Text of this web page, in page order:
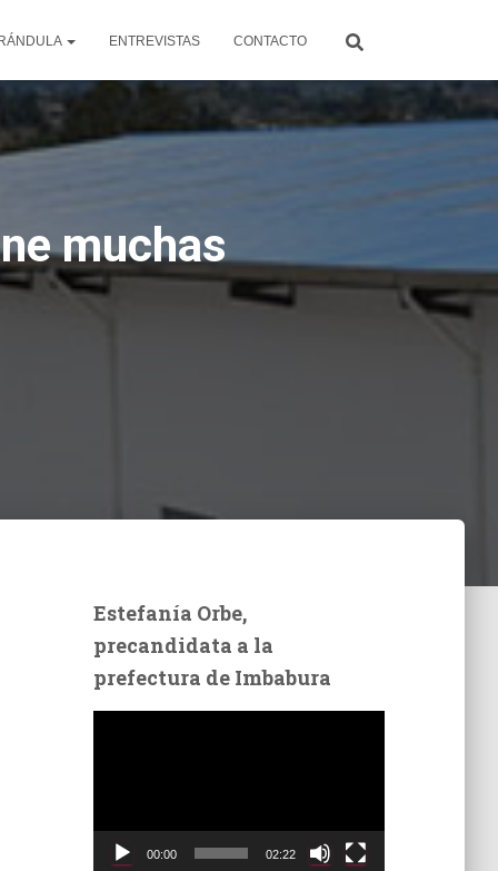
ENTREVISTAS CONTACTO
muchas
Estefanía Orbe,
precandidata a la
prefectura de Imbabura
00:00 02:22